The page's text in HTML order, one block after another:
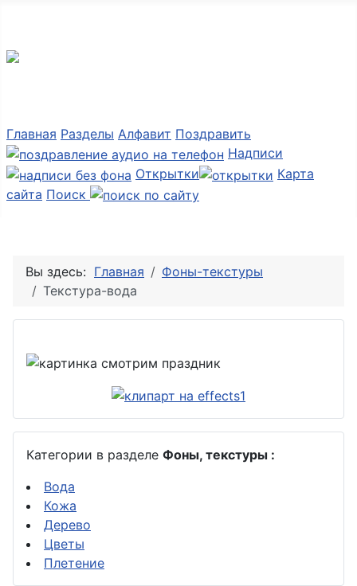
Главная Разделы Алфавит Поздравить
Надписи
Открытки
Карта
сайта Поиск
Вы здесь: Главная
Фоны-текстуры
Текстура-вода
Категории в разделе Фоны, текстуры :
Вода
Кожа
Дерево
Цветы
Плетение